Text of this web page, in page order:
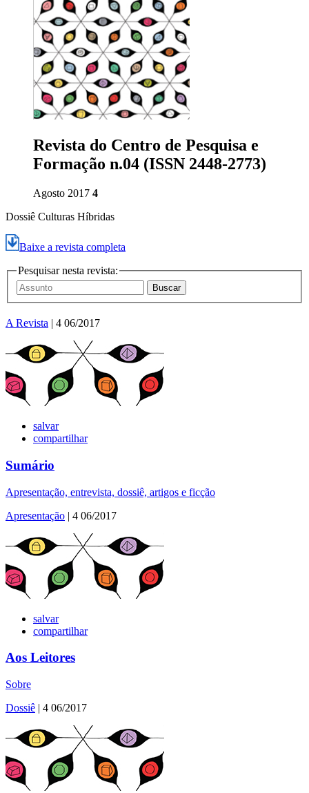
Revista do Centro de Pesquisa e
Formação n.04 (ISSN 2448-2773)
Agosto 2017 4
Dossiê Culturas Híbridas
Baixe a revista completa
Pesquisar nesta revista:
A Revista | 4 06/2017
salvar
compartilhar
Sumário
Apresentação, entrevista, dossiê, artigos e ficção
Apresentação | 4 06/2017
salvar
compartilhar
Aos Leitores
Sobre
Dossiê | 4 06/2017